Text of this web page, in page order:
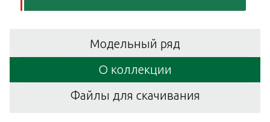
Модельный ряд
О коллекции
Файлы для скачивания